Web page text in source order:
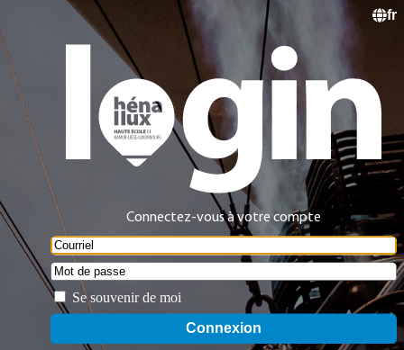
fr
Connectez-vous à votre compte
Se souvenir de moi